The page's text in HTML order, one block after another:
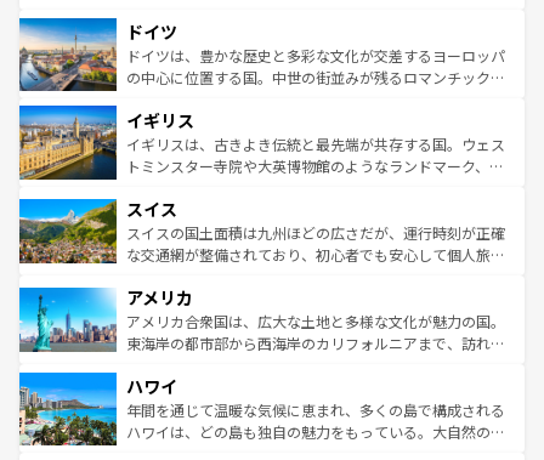
せる。地方によって風土や気候が異なるスペインはその個
性で訪れる人を魅了する。 なお、新着のスペイン情報は コ
ンテンツ一覧を参照してほしい。
で、幅広い魅力が詰まっている。華麗な宮殿、歴史的な大
聖堂、美しいビーチ、そして豊かな自然が、訪れる者を心
から魅了する。また、フランスは美食の国としても知ら
いる。シャンパンの発祥地であるランス、プロヴァンスの
香り高いラベンダー畑など、多彩な楽しみ方が可能だ。さ
らに、パリ以外の地域にも魅力が溢れており、どの街角に
れる地方に足を運ぶとそれぞれで全く異なる文化を体験で
きるだろう。 なお、新着のフランス情報はコンテンツ一覧
を参照してほしい。
ドイツ
ドイツは、豊かな歴史と多彩な文化が交差するヨーロッパ
の中心に位置する国。中世の街並みが残るロマンチック街
顔を持つこの国は、どこを歩いても飽きることがない。ベ
ルリンの文化的活気、バイエルン州のアルプスの絶景、そ
してライン川沿いのワイン畑といった風景は必見。ビール
は、お酒好きな人にはぜひ体験してほしい。 なお、新着の
ドイツ情報はコンテンツ一覧を参照してほしい。
イギリス
イギリスは、古きよき伝統と最先端が共存する国。ウェス
トミンスター寺院や大英博物館のようなランドマーク、歴
リアごとに異なる魅力がある。また、優雅なアフタヌーン
ティー、ビール好きにはたまらない英国パブ、サッカー観
戦など、本場だからこそできる体験も豊富。イギリスを旅
ンツ一覧を参照してほしい。
スイス
スイスの国土面積は九州ほどの広さだが、運行時刻が正確
な交通網が整備されており、初心者でも安心して個人旅行
の建物がそのまま残る町や、スイスならではのユニークな
博物館もあり、アルプス観光だけでなく町歩きも満喫する
ことができる。国民の所得が高いため物価も高いが、旅行
ば市内交通費無料で観光を楽しむこともできる。 なお、新
着のスイス情報はコンテンツ一覧 を参照してほしい。
アメリカ
アメリカ合衆国は、広大な土地と多様な文化が魅力の国。
東海岸の都市部から西海岸のカリフォルニアまで、訪れる
のような巨大都市は、観光、ショッピング、エンターテイ
ンメントが詰まった刺激的なスポットだ。一方、アメリカ
西部には大自然が広がり、グランドキャニオンやイエロー
ハワイ
年間を通じて温暖な気候に恵まれ、多くの島で構成される
ハワイは、どの島も独自の魅力をもっている。大自然の神